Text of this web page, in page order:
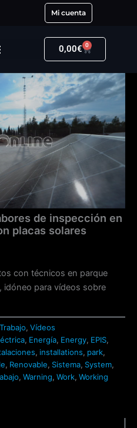
Mi cuenta
0,00€ 0
Carrito
de inspección en
placas solares
con técnicos en parque
para vídeos sobre
Trabajo, Vídeos
, Energía, Energy, EPIS,
, installations, park,
, Renovable, Sistema, System,
, Warning, Work, Working